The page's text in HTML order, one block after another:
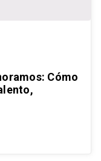
Cómo